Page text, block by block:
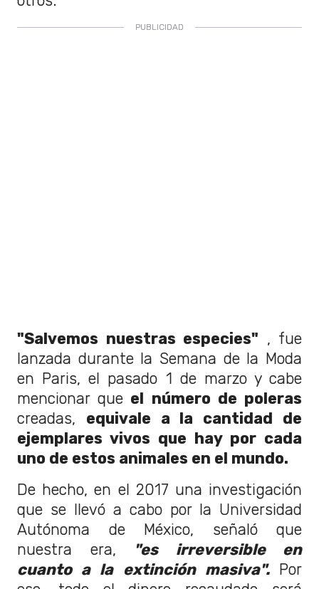
"Salvemos nuestras especies" , fue
lanzada durante la Semana de la Moda
en Paris, el pasado 1 de marzo y cabe
mencionar que el número de poleras
creadas, equivale a la cantidad de
ejemplares vivos que hay por cada
uno de estos animales en el mundo.
De hecho, en el 2017 una investigación
que se llevó a cabo por la Universidad
Autónoma de México, señaló que
nuestra era,
"es irreversible en
cuanto a la extinción masiva". Por